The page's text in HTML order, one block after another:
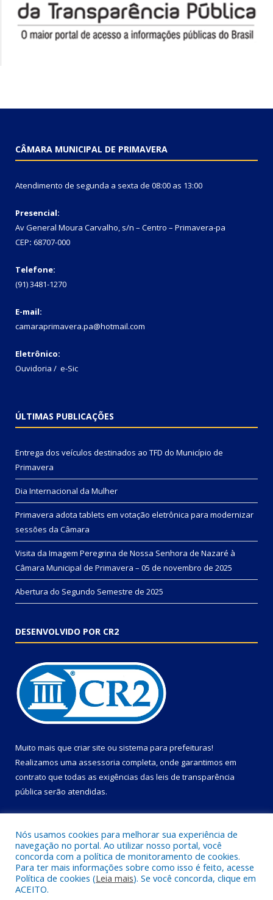
CÂMARA MUNICIPAL DE PRIMAVERA
Atendimento de segunda a sexta de 08:00 as 13:00
Presencial:
Av General Moura Carvalho, s/n – Centro – Primavera-pa
CEP: 68707-000
Telefone:
(91) 3481-1270
E-mail:
camaraprimavera.pa@hotmail.com
Eletrônico:
Ouvidoria / e-Sic
ÚLTIMAS PUBLICAÇÕES
Entrega dos veículos destinados ao TFD do Município de
Primavera
Dia Internacional da Mulher
Primavera adota tablets em votação eletrônica para modernizar
sessões da Câmara
Visita da Imagem Peregrina de Nossa Senhora de Nazaré à
Câmara Municipal de Primavera – 05 de novembro de 2025
Abertura do Segundo Semestre de 2025
DESENVOLVIDO POR CR2
Muito mais que criar site ou sistema para prefeituras!
Realizamos uma assessoria completa, onde garantimos em
contrato que todas as exigências das leis de transparência
pública serão atendidas.
Todos os direitos reservados a Câmara Municipal de Primavera.
Nós usamos cookies para melhorar sua experiência de
navegação no portal. Ao utilizar nosso portal, você
concorda com a política de monitoramento de cookies.
Para ter mais informações sobre como isso é feito, acesse
Política de cookies (Leia mais). Se você concorda, clique em
ACEITO.